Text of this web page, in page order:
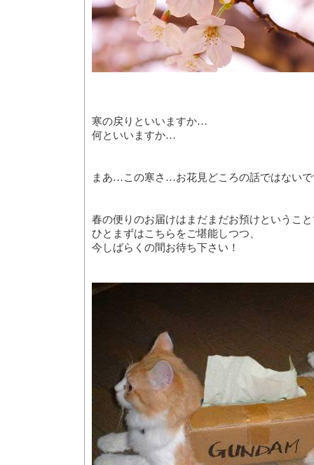
寒の戻りといいますか…
何といいますか…
まあ…この寒さ…お花見どころの話ではない
春の便りのお届けはまだまだお預けというこ
ひとまずはこちらをご堪能しつつ、
今しばらくの間お待ち下さい！